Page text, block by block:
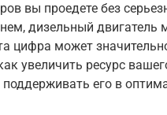
вы проедете без
дизельный двигатель
цифра может
увеличить ресурс
поддерживать его в